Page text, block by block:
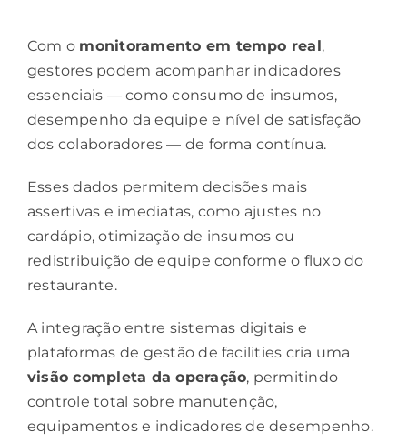
Com o monitoramento em tempo real,
gestores podem acompanhar indicadores
essenciais — como consumo de insumos,
desempenho da equipe e nível de satisfação
dos colaboradores — de forma contínua.
Esses dados permitem decisões mais
assertivas e imediatas, como ajustes no
cardápio, otimização de insumos ou
redistribuição de equipe conforme o fluxo do
restaurante.
A integração entre sistemas digitais e
plataformas de gestão de facilities cria uma
visãocompleta da operação, permitindo
controle total sobre manutenção,
equipamentos e indicadores de desempenho.